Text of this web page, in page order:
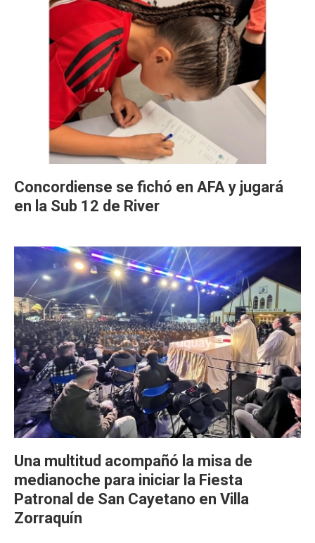
Concordiense se fichó en AFA y jugará
en la Sub 12 de River
Una multitud acompañó la misa de
medianoche para iniciar la Fiesta
Patronal de San Cayetano en Villa
Zorraquín